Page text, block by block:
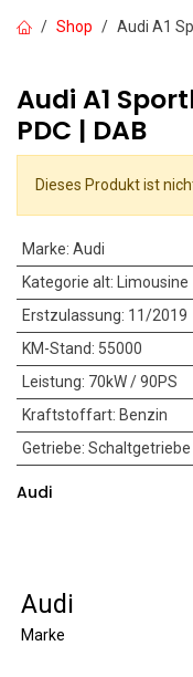
Shop Audi A1
Audi A1
PDC | DAB
Dieses Produkt ist
Marke: Audi
Kategorie alt: Limousine
Erstzulassung: 11/2019
KM-Stand: 55000
Leistung: 70kW / 90PS
Kraftstoffart: Benzin
Getriebe: Schaltgetriebe
Audi
Audi
Marke